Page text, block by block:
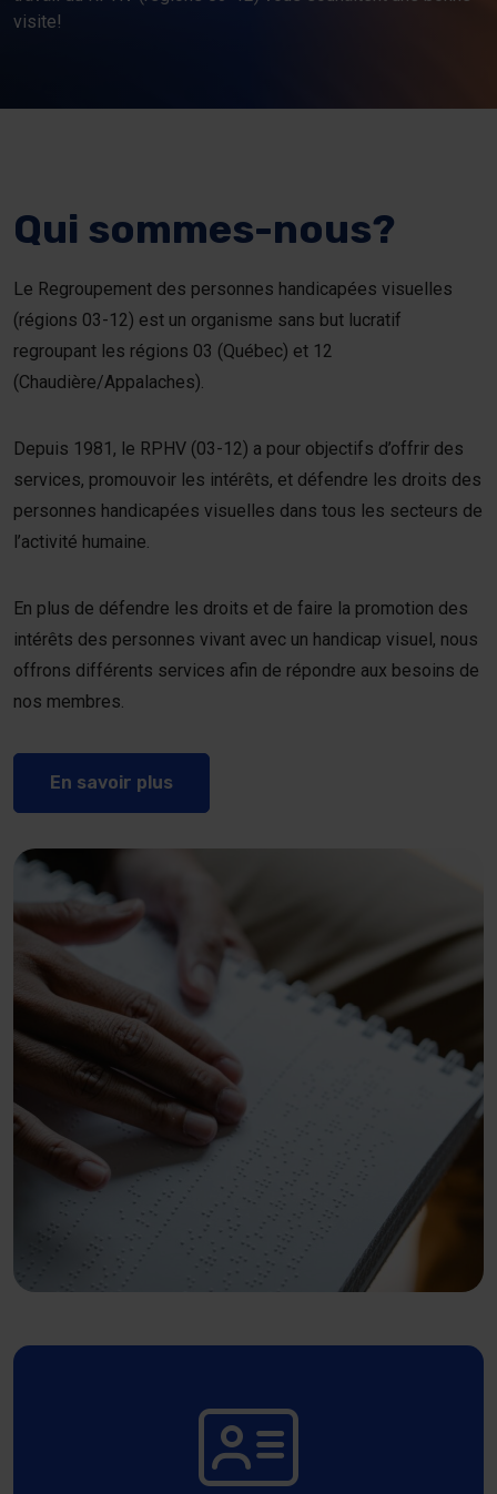
visite!
Qui sommes-nous?
Le Regroupement des personnes handicapées visuelles
(régions 03-12) est un organisme sans but lucratif
regroupant les régions 03 (Québec) et 12
(Chaudière/Appalaches).
Depuis 1981, le RPHV (03-12) a pour objectifs d’offrir des
services, promouvoir les intérêts, et défendre les droits des
personnes handicapées visuelles dans tous les secteurs de
l’activité humaine.
En plus de défendre les droits et de faire la promotion des
intérêts des personnes vivant avec un handicap visuel, nous
offrons différents services afin de répondre aux besoins de
nos membres.
En savoir plusEn savoir plus sur le